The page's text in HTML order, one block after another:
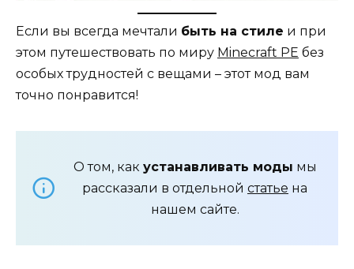
Если вы всегда мечтали быть на стиле и при
этом путешествовать по миру Minecraft PE без
особых трудностей с вещами – этот мод вам
точно понравится!
О том, как устанавливать моды мы
рассказали в отдельной статье на
нашем сайте.